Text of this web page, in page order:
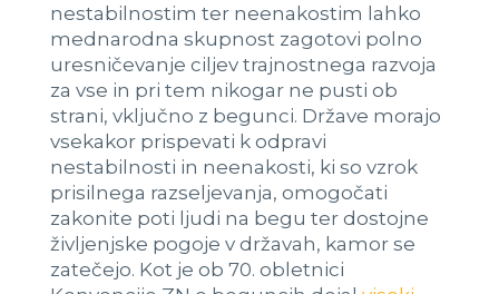
nestabilnostim ter neenakostim lahko
mednarodna skupnost zagotovi polno
uresničevanje ciljev trajnostnega razvoja
za vse in pri tem nikogar ne pusti ob
strani, vključno z begunci. Države morajo
vsekakor prispevati k odpravi
nestabilnosti in neenakosti, ki so vzrok
prisilnega razseljevanja, omogočati
zakonite poti ljudi na begu ter dostojne
življenjske pogoje v državah, kamor se
zatečejo. Kot je ob 70. obletnici